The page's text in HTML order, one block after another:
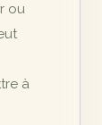
ou
à